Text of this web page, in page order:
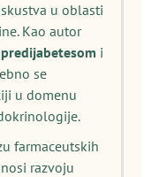
u oblasti
Kao autor
predijabetesom i
se
u domenu
farmaceutskih
razvoju